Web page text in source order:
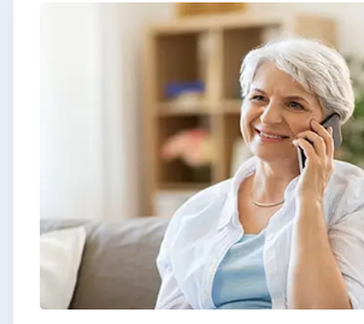
Persönliche Treppenlift-